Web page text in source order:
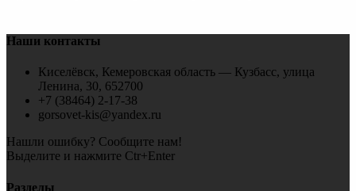
Наши контакты
Киселёвск, Кемеровская область — Кузбасс, улица
Ленина, 30, 652700
+7 (38464) 2-17-38
gorsovet-kis@yandex.ru
Нашли ошибку? Сообщите нам!
Выделите и нажмите Ctr+Enter
Разделы